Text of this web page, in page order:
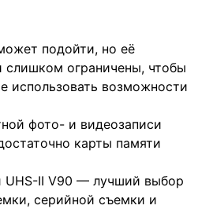
подойти, но её
слишком ограничены, чтобы
использовать возможности
фото- и видеозаписи
карты памяти
UHS-II V90 — лучший выбор
серийной съемки и